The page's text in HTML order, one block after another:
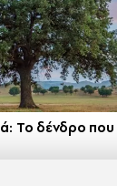
Το δένδρο που